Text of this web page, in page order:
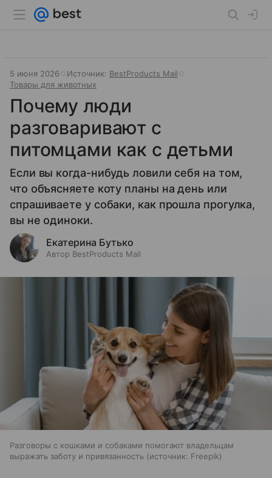
5 июня 2026 Источник: BestProducts Mail
Товары для животных
Почему люди
разговаривают с
питомцами как с детьми
Если вы когда-нибудь ловили себя на том,
что объясняете коту планы на день или
спрашиваете у собаки, как прошла прогулка,
вы не одиноки.
Екатерина Бутько
Автор BestProducts Mail
Разговоры с кошками и собаками помогают владельцам
выражать заботу и привязанность
источник: Freepik